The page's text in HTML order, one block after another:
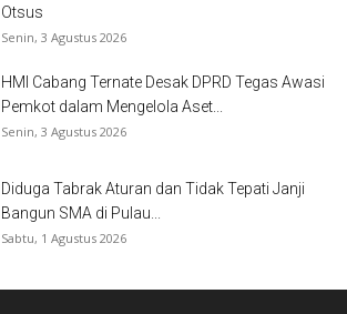
Otsus
Senin, 3 Agustus 2026
HMI Cabang Ternate Desak DPRD Tegas Awasi
Pemkot dalam Mengelola Aset...
Senin, 3 Agustus 2026
Diduga Tabrak Aturan dan Tidak Tepati Janji
Bangun SMA di Pulau...
Sabtu, 1 Agustus 2026